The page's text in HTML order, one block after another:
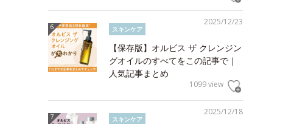
2025/12/23
スキンケア
【保存版】オルビス ザ クレンジン
グオイルのすべてをこの記事で｜
人気記事まとめ
1099 view
2025/12/18
スキンケア